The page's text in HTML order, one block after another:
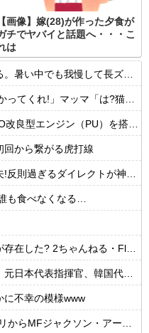
【画像】嫁(28)が作った夕食が
チでヤバイと話題へ・・・こ
は
ン履いてる。半ズボンはモテ無い。厳しいって
マッマ「は?猫嫌いなんだけど…」
搭載したアストンマーチンが“いい音”と話題に
から繋がる虎打線
則過ぎるダイレクトが神すぎ!
も食べなくなる…
んねる・Flash・平成の最恐都市伝説5選
表の新監督有力候補に急浮上！【海外の反応】
に不幸の模様www
発表 「チームがさらに良くなる手助けをしたいと思っています」